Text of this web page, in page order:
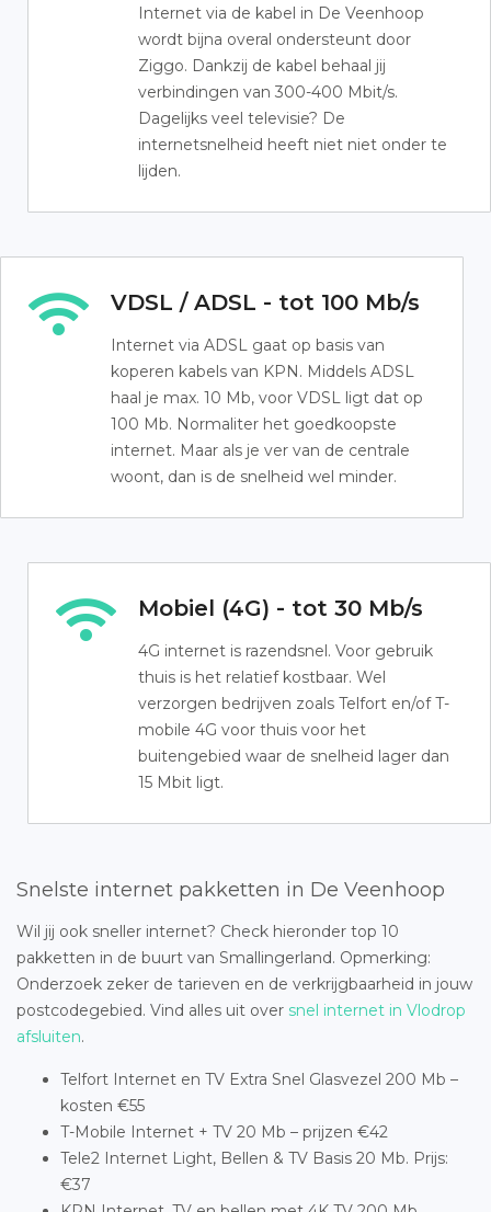
Internet via de kabel in De Veenhoop
wordt bijna overal ondersteunt door
Ziggo. Dankzij de kabel behaal jij
verbindingen van 300-400 Mbit/s.
Dagelijks veel televisie? De
internetsnelheid heeft niet niet onder te
lijden.
VDSL / ADSL - tot 100 Mb/s
Internet via ADSL gaat op basis van
koperen kabels van KPN. Middels ADSL
haal je max. 10 Mb, voor VDSL ligt dat op
100 Mb. Normaliter het goedkoopste
internet. Maar als je ver van de centrale
woont, dan is de snelheid wel minder.
Mobiel (4G) - tot 30 Mb/s
4G internet is razendsnel. Voor gebruik
thuis is het relatief kostbaar. Wel
verzorgen bedrijven zoals Telfort en/of T-
mobile 4G voor thuis voor het
buitengebied waar de snelheid lager dan
15 Mbit ligt.
Snelste internet pakketten in De Veenhoop
Wil jij ook sneller internet? Check hieronder top 10
pakketten in de buurt van Smallingerland. Opmerking:
Onderzoek zeker de tarieven en de verkrijgbaarheid in jouw
postcodegebied. Vind alles uit over snel internet in Vlodrop
afsluiten.
Telfort Internet en TV Extra Snel Glasvezel 200 Mb –
kosten €55
T-Mobile Internet + TV 20 Mb – prijzen €42
Tele2 Internet Light, Bellen & TV Basis 20 Mb. Prijs:
€37